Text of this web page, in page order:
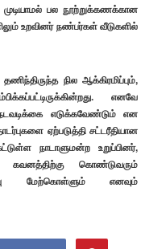
பல நூற்றுக்கணக்கான
உறவினர் நண்பர்கள் வீடுகளில்
நில ஆக்கிரமிப்பும்,
எனவே
எடுக்கவேண்டும் என
ஏற்படுத்தி சட்டரீதியான
நாடாளுமன்ற உறுப்பினர்,
கவனத்திற்கு கொண்டுவரும்
மேற்கொள்ளும் எனவும்